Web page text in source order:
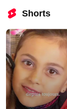
Shorts